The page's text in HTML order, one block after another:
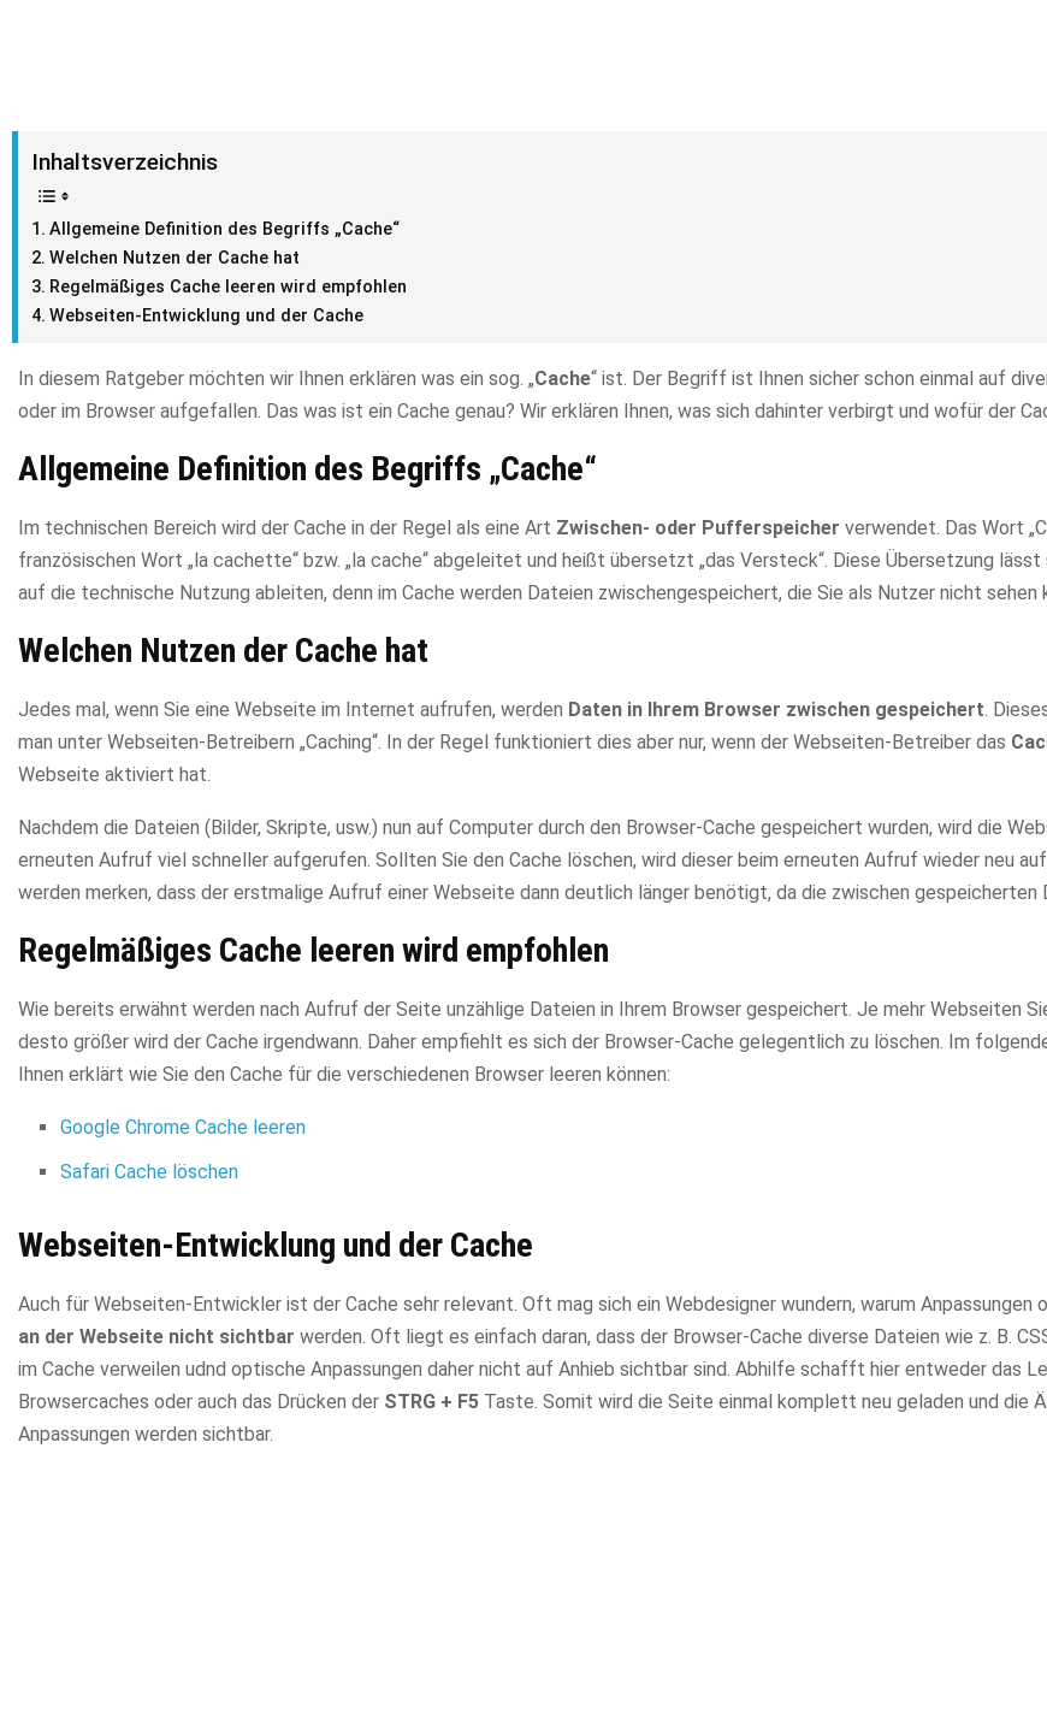
Inhaltsverzeichnis
Allgemeine Definition des Begriffs „Cache“
Welchen Nutzen der Cache hat
Regelmäßiges Cache leeren wird empfohlen
Webseiten-Entwicklung und der Cache
In diesem Ratgeber möchten wir Ihnen erklären was ein sog. „Cache“ ist. Der Begriff ist Ihnen sicher schon einmal auf
oder im Browser aufgefallen. Das was ist ein Cache genau? Wir erklären Ihnen, was sich dahinter verbirgt und wofür der
Allgemeine Definition des Begriffs „Cache“
Im technischen Bereich wird der Cache in der Regel als eine Art Zwischen- oder Pufferspeicher verwendet. Das Wort
französischen Wort „la cachette“ bzw. „la cache“ abgeleitet und heißt übersetzt „das Versteck“. Diese Übersetzung lässt
auf die technische Nutzung ableiten, denn im Cache werden Dateien zwischengespeichert, die Sie als Nutzer nicht sehen
Welchen Nutzen der Cache hat
Jedes mal, wenn Sie eine Webseite im Internet aufrufen, werden Daten in Ihrem Browser zwischen gespeichert .
man unter Webseiten-Betreibern „Caching“. In der Regel funktioniert dies aber nur, wenn der Webseiten-Betreiber das
Webseite aktiviert hat.
Nachdem die Dateien (Bilder, Skripte, usw.) nun auf Computer durch den Browser-Cache gespeichert wurden, wird die
erneuten Aufruf viel schneller aufgerufen. Sollten Sie den Cache löschen, wird dieser beim erneuten Aufruf wieder neu
werden merken, dass der erstmalige Aufruf einer Webseite dann deutlich länger benötigt, da die zwischen gespeicherten
Regelmäßiges Cache leeren wird empfohlen
Wie bereits erwähnt werden nach Aufruf der Seite unzählige Dateien in Ihrem Browser gespeichert. Je mehr Webseiten
desto größer wird der Cache irgendwann. Daher empfiehlt es sich der Browser-Cache gelegentlich zu löschen. Im
Ihnen erklärt wie Sie den Cache für die verschiedenen Browser leeren können:
Google Chrome Cache leeren
Safari Cache löschen
Webseiten-Entwicklung und der Cache
Auch für Webseiten-Entwickler ist der Cache sehr relevant. Oft mag sich ein Webdesigner wundern, warum Anpassungen
an der Webseite nicht sichtbar werden. Oft liegt es einfach daran, dass der Browser-Cache diverse Dateien wie z. B.
im Cache verweilen udnd optische Anpassungen daher nicht auf Anhieb sichtbar sind. Abhilfe schafft hier entweder das
Browsercaches oder auch das Drücken der STRG + F5 Taste. Somit wird die Seite einmal komplett neu geladen und die
Anpassungen werden sichtbar.